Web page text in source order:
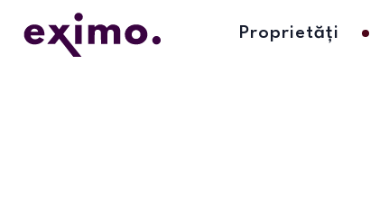
Proprietăți